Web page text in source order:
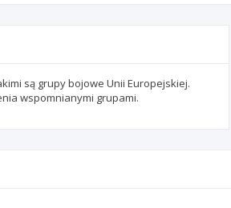
są grupy bojowe Unii Europejskiej.
wspomnianymi grupami.